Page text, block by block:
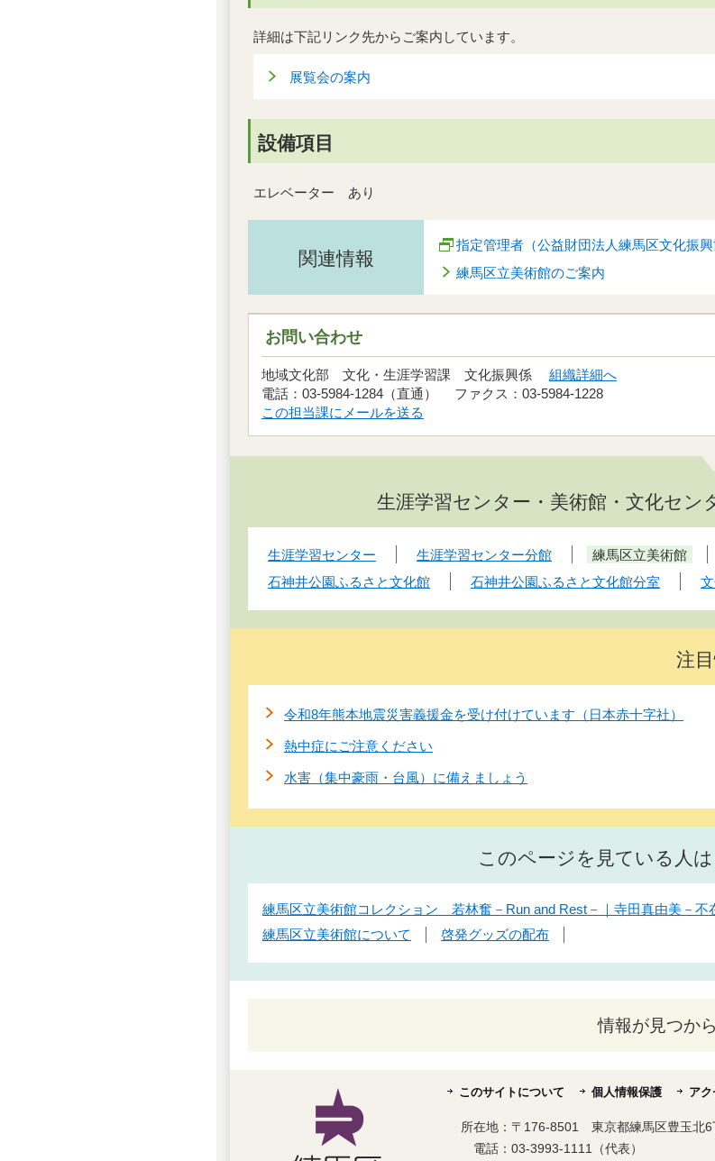
詳細は下記リンク先からご案内しています。
展覧会の案内
設備項目
エレベーター あり
関連情報
指定管理者（公益財団法人練馬区文化振
練馬区立美術館のご案内
お問い合わせ
地域文化部 文化・生涯学習課 文化振興係 組織詳細へ
電話：03-5984-1284（直通） ファクス：03-5984-1228
この担当課にメールを送る
生涯学習センター・美術館・文化セ
生涯学習センター 生涯学習センター分館 練馬区立美術館
石神井公園ふるさと文化館
石神井公園ふるさと文化館分室
注
令和8年熊本地震災害義援金を受け付けています（日本赤十字社）
熱中症にご注意ください
水害（集中豪雨・台風）に備えましょう
このページを見ている人
練馬区立美術館コレクション 若林奮－Run and Rest－｜寺田真由美－不
練馬区立美術館について
啓発グッズの配布
情報が見つか
このサイトについて 個人情報保護 ア
所在地： 〒176-8501 東京都練馬区豊玉北6
電話： 03-3993-1111（代表）